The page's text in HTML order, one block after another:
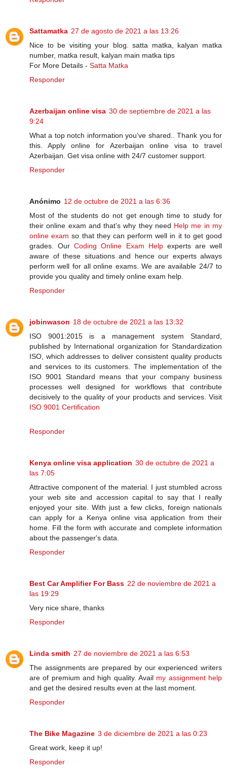
Sattamatka 27 de agosto de 2021 a las 13:26
Nice to be visiting your blog. satta matka, kalyan matka
number, matka result, kalyan main matka tips
For More Details - Satta Matka
Responder
Azerbaijan online visa 30 de septiembre de 2021 a las
9:24
What a top notch information you’ve shared.. Thank you for
this. Apply online for Azerbaijan online visa to travel
Azerbaijan. Get visa online with 24/7 customer support.
Responder
Anónimo 12 de octubre de 2021 a las 6:36
Most of the students do not get enough time to study for
their online exam and that’s why they need Help me in my
online exam so that they can perform well in it to get good
grades. OurCoding Online Exam Helpexperts are well
aware of these situations and hence our experts always
perform well for all online exams. We are available 24/7 to
provide you quality and timely online exam help.
Responder
jobinwason 18 de octubre de 2021 a las 13:32
ISO 9001:2015 is a management system Standard,
published by International organization for Standardization
ISO, which addresses to deliver consistent quality products
and services to its customers. The implementation of the
ISO 9001 Standard means that your company business
processes well designed for workflows that contribute
decisively to the quality of your products and services. Visit
ISO 9001 Certification
Responder
Kenya online visa application 30 de octubre de 2021 a
las 7:05
Attractive component of the material. I just stumbled across
your web site and accession capital to say that I really
enjoyed your site. With just a few clicks, foreign nationals
can apply for a Kenya online visa application from their
home. Fill the form with accurate and complete information
about the passenger's data.
Responder
Best Car Amplifier For Bass 22 de noviembre de 2021 a
las 19:29
Very nice share, thanks
Responder
Linda smith 27 de noviembre de 2021 a las 6:53
The assignments are prepared by our experienced writers
are of premium and high quality. Avail my assignment help
and get the desired results even at the last moment.
Responder
The Bike Magazine 3 de diciembre de 2021 a las 0:23
Great work, keep it up!
Responder